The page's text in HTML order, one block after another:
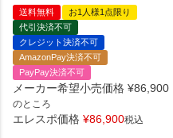
送料無料
お1人様1点限り
代引決済不可
クレジット決済不可
AmazonPay決済不可
PayPay決済不可
メーカー希望小売価格 ¥86,900
のところ
エレスポ価格 ¥86,900税込